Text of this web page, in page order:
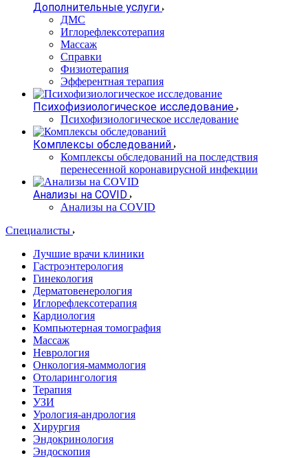
Дополнительные услуги
ДМС
Иглорефлексотерапия
Массаж
Справки
Физиотерапия
Эфферентная терапия
Психофизиологическое исследование
Психофизиологическое исследование
Комплексы обследований
Комплексы обследований на последствия
перенесенной коронавирусной инфекции
Анализы на COVID
Анализы на COVID
Специалисты
Лучшие врачи клиники
Гастроэнтерология
Гинекология
Дерматовенерология
Иглорефлексотерапия
Кардиология
Компьютерная томография
Массаж
Неврология
Онкология-маммология
Отоларингология
Терапия
УЗИ
Урология-андрология
Хирургия
Эндокринология
Эндоскопия